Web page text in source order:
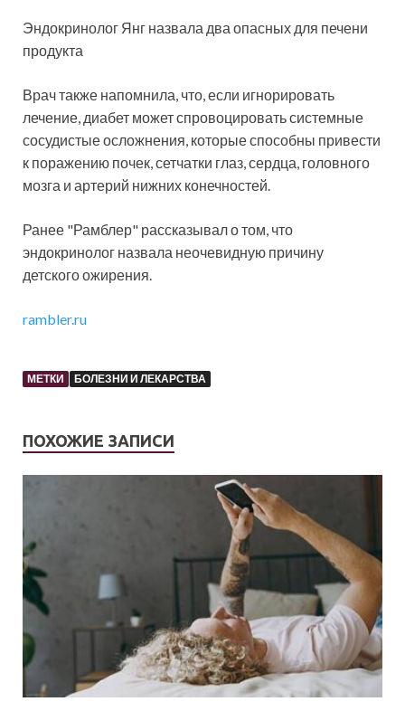
Эндокринолог Янг назвала два опасных для печени
продукта
Врач также напомнила, что, если игнорировать
лечение, диабет может спровоцировать системные
сосудистые осложнения, которые способны привести
к поражению почек, сетчатки глаз, сердца, головного
мозга и артерий нижних конечностей.
Ранее "Рамблер" рассказывал о том, что
эндокринолог назвала неочевидную причину
детского ожирения.
rambler.ru
МЕТКИ БОЛЕЗНИ И ЛЕКАРСТВА
ПОХОЖИЕ ЗАПИСИ